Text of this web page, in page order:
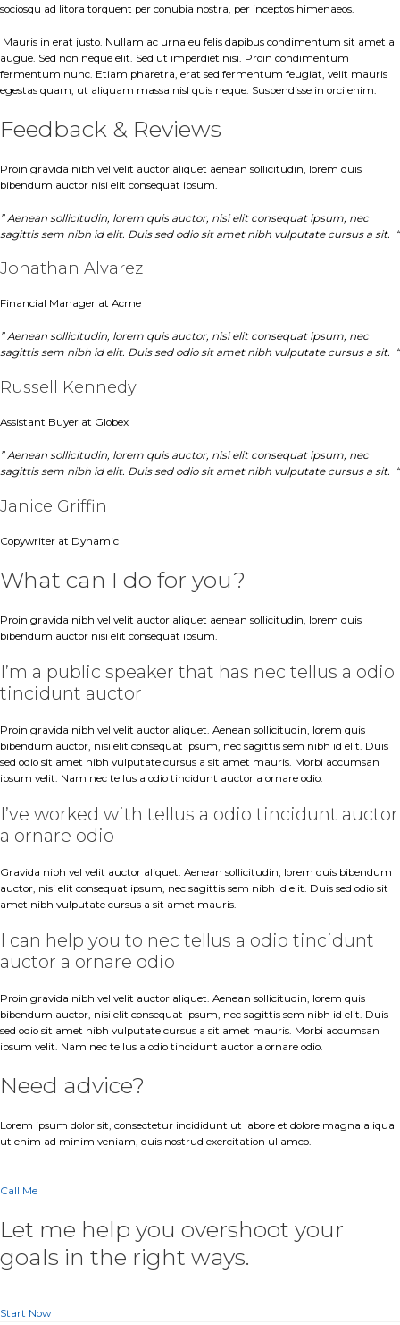
sociosqu ad litora torquent per conubia nostra, per inceptos himenaeos.
Mauris in erat justo. Nullam ac urna eu felis dapibus condimentum sit amet a
augue. Sed non neque elit. Sed ut imperdiet nisi. Proin condimentum
fermentum nunc. Etiam pharetra, erat sed fermentum feugiat, velit mauris
egestas quam, ut aliquam massa nisl quis neque. Suspendisse in orci enim.
Feedback & Reviews
Proin gravida nibh vel velit auctor aliquet aenean sollicitudin, lorem quis
bibendum auctor nisi elit consequat ipsum.
” Aenean sollicitudin, lorem quis auctor, nisi elit consequat ipsum, nec
sagittis sem nibh id elit. Duis sed odio sit amet nibh vulputate cursus a sit. “
Jonathan Alvarez
Financial Manager at Acme
” Aenean sollicitudin, lorem quis auctor, nisi elit consequat ipsum, nec
sagittis sem nibh id elit. Duis sed odio sit amet nibh vulputate cursus a sit. “
Russell Kennedy
Assistant Buyer at Globex
” Aenean sollicitudin, lorem quis auctor, nisi elit consequat ipsum, nec
sagittis sem nibh id elit. Duis sed odio sit amet nibh vulputate cursus a sit. “
Janice Griffin
Copywriter at Dynamic
What can I do for you?
Proin gravida nibh vel velit auctor aliquet aenean sollicitudin, lorem quis
bibendum auctor nisi elit consequat ipsum.
I’m a public speaker that has nec tellus a odio
tincidunt auctor
Proin gravida nibh vel velit auctor aliquet. Aenean sollicitudin, lorem quis
bibendum auctor, nisi elit consequat ipsum, nec sagittis sem nibh id elit. Duis
sed odio sit amet nibh vulputate cursus a sit amet mauris. Morbi accumsan
ipsum velit. Nam nec tellus a odio tincidunt auctor a ornare odio.
I’ve worked with tellus a odio tincidunt auctor
a ornare odio
Gravida nibh vel velit auctor aliquet. Aenean sollicitudin, lorem quis bibendum
auctor, nisi elit consequat ipsum, nec sagittis sem nibh id elit. Duis sed odio sit
amet nibh vulputate cursus a sit amet mauris.
I can help you to nec tellus a odio tincidunt
auctor a ornare odio
Proin gravida nibh vel velit auctor aliquet. Aenean sollicitudin, lorem quis
bibendum auctor, nisi elit consequat ipsum, nec sagittis sem nibh id elit. Duis
sed odio sit amet nibh vulputate cursus a sit amet mauris. Morbi accumsan
ipsum velit. Nam nec tellus a odio tincidunt auctor a ornare odio.
Need advice?
Lorem ipsum dolor sit, consectetur incididunt ut labore et dolore magna aliqua
ut enim ad minim veniam, quis nostrud exercitation ullamco.
Call Me
Let me help you overshoot your
goals in the right ways.
Start Now